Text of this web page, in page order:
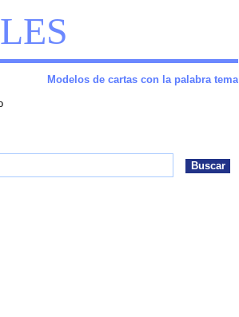
Modelos de cartas con la palabra tema